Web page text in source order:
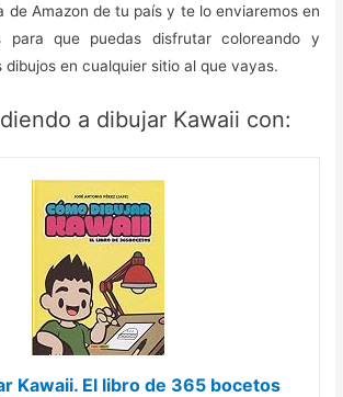
de Amazon de tu país y te lo enviaremos en
para que puedas disfrutar coloreando y
dibujos en cualquier sitio al que vayas.
a dibujar Kawaii con:
Kawaii. El libro de 365 bocetos